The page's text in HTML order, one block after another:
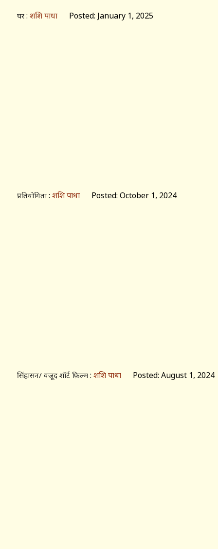
घर : शशि पाधा Posted: January 1, 2025
प्रतियोगिता : शशि पाधा Posted: October 1, 2024
सिंहासन/ वजूद शॉर्ट फ़िल्म : शशि पाधा Posted: August 1, 2024